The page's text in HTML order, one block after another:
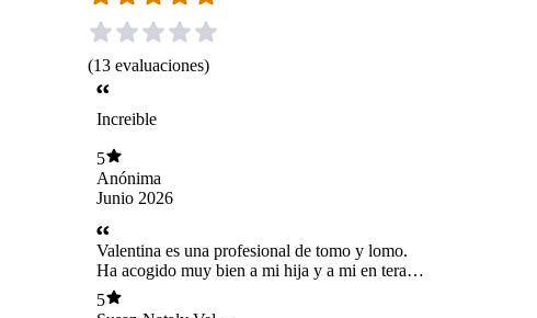
(13 evaluaciones)
Increible
5
Anónima
Junio 2026
Valentina es una profesional de tomo y lomo.
Ha acogido muy bien a mi hija y a mi en terapia,
estamos muy contentas de contar con su guía y
apoyo
5